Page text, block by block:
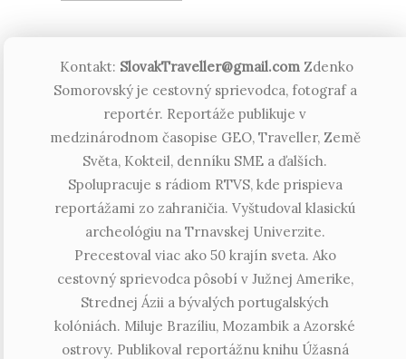
Kontakt: SlovakTraveller@gmail.com Zdenko
Somorovský je cestovný sprievodca, fotograf a
reportér. Reportáže publikuje v
medzinárodnom časopise GEO, Traveller, Země
Světa, Kokteil, denníku SME a ďalších.
Spolupracuje s rádiom RTVS, kde prispieva
reportážami zo zahraničia. Vyštudoval klasickú
archeológiu na Trnavskej Univerzite.
Precestoval viac ako 50 krajín sveta. Ako
cestovný sprievodca pôsobí v Južnej Amerike,
Strednej Ázii a bývalých portugalských
kolóniách. Miluje Brazíliu, Mozambik a Azorské
ostrovy. Publikoval reportážnu knihu Úžasná